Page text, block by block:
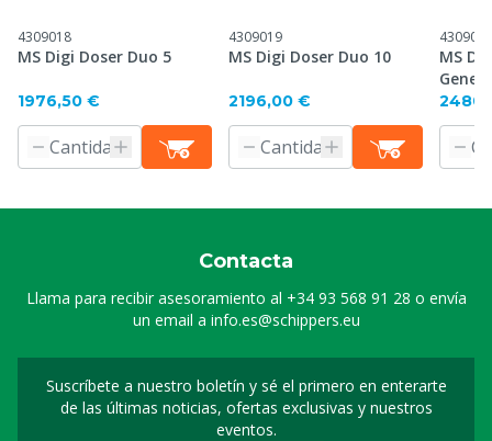
4309018
MS Digi Doser Duo 5
1976,50 €
4309019
MS Digi Doser Duo 10
2196,00 €
4309026
MS
Contacta
Llama para recibir asesoramiento al +34 93 568 91 28 o envía
un email a info.es@schippers.eu
Suscríbete a nuestro boletín y sé el primero en enterarte
de las últimas noticias, ofertas exclusivas y nuestros
eventos.
Suscripción a nuestro